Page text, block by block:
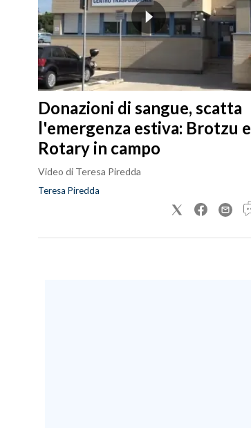
Donazioni di sangue, scatta
l'emergenza estiva: Brotzu e
Rotary in campo
Video di Teresa Piredda
Teresa Piredda